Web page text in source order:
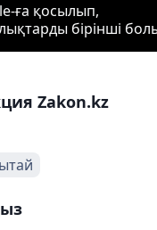
ға қосылып,
бірінші
Zakon.kz